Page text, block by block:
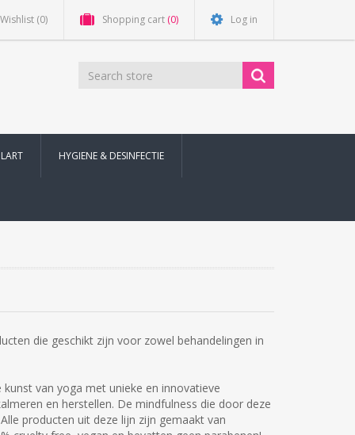
Wishlist (0) Shopping cart (0) Log in
HYGIENE & DESINFECTIE
die geschikt zijn voor zowel behandelingen in
van yoga met unieke en innovatieve
en herstellen. De mindfulness die door deze
producten uit deze lijn zijn gemaakt van